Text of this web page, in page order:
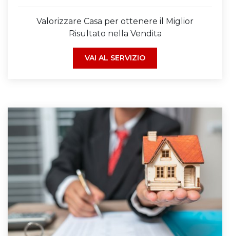
Valorizzare Casa per ottenere il Miglior
Risultato nella Vendita
VAI AL SERVIZIO